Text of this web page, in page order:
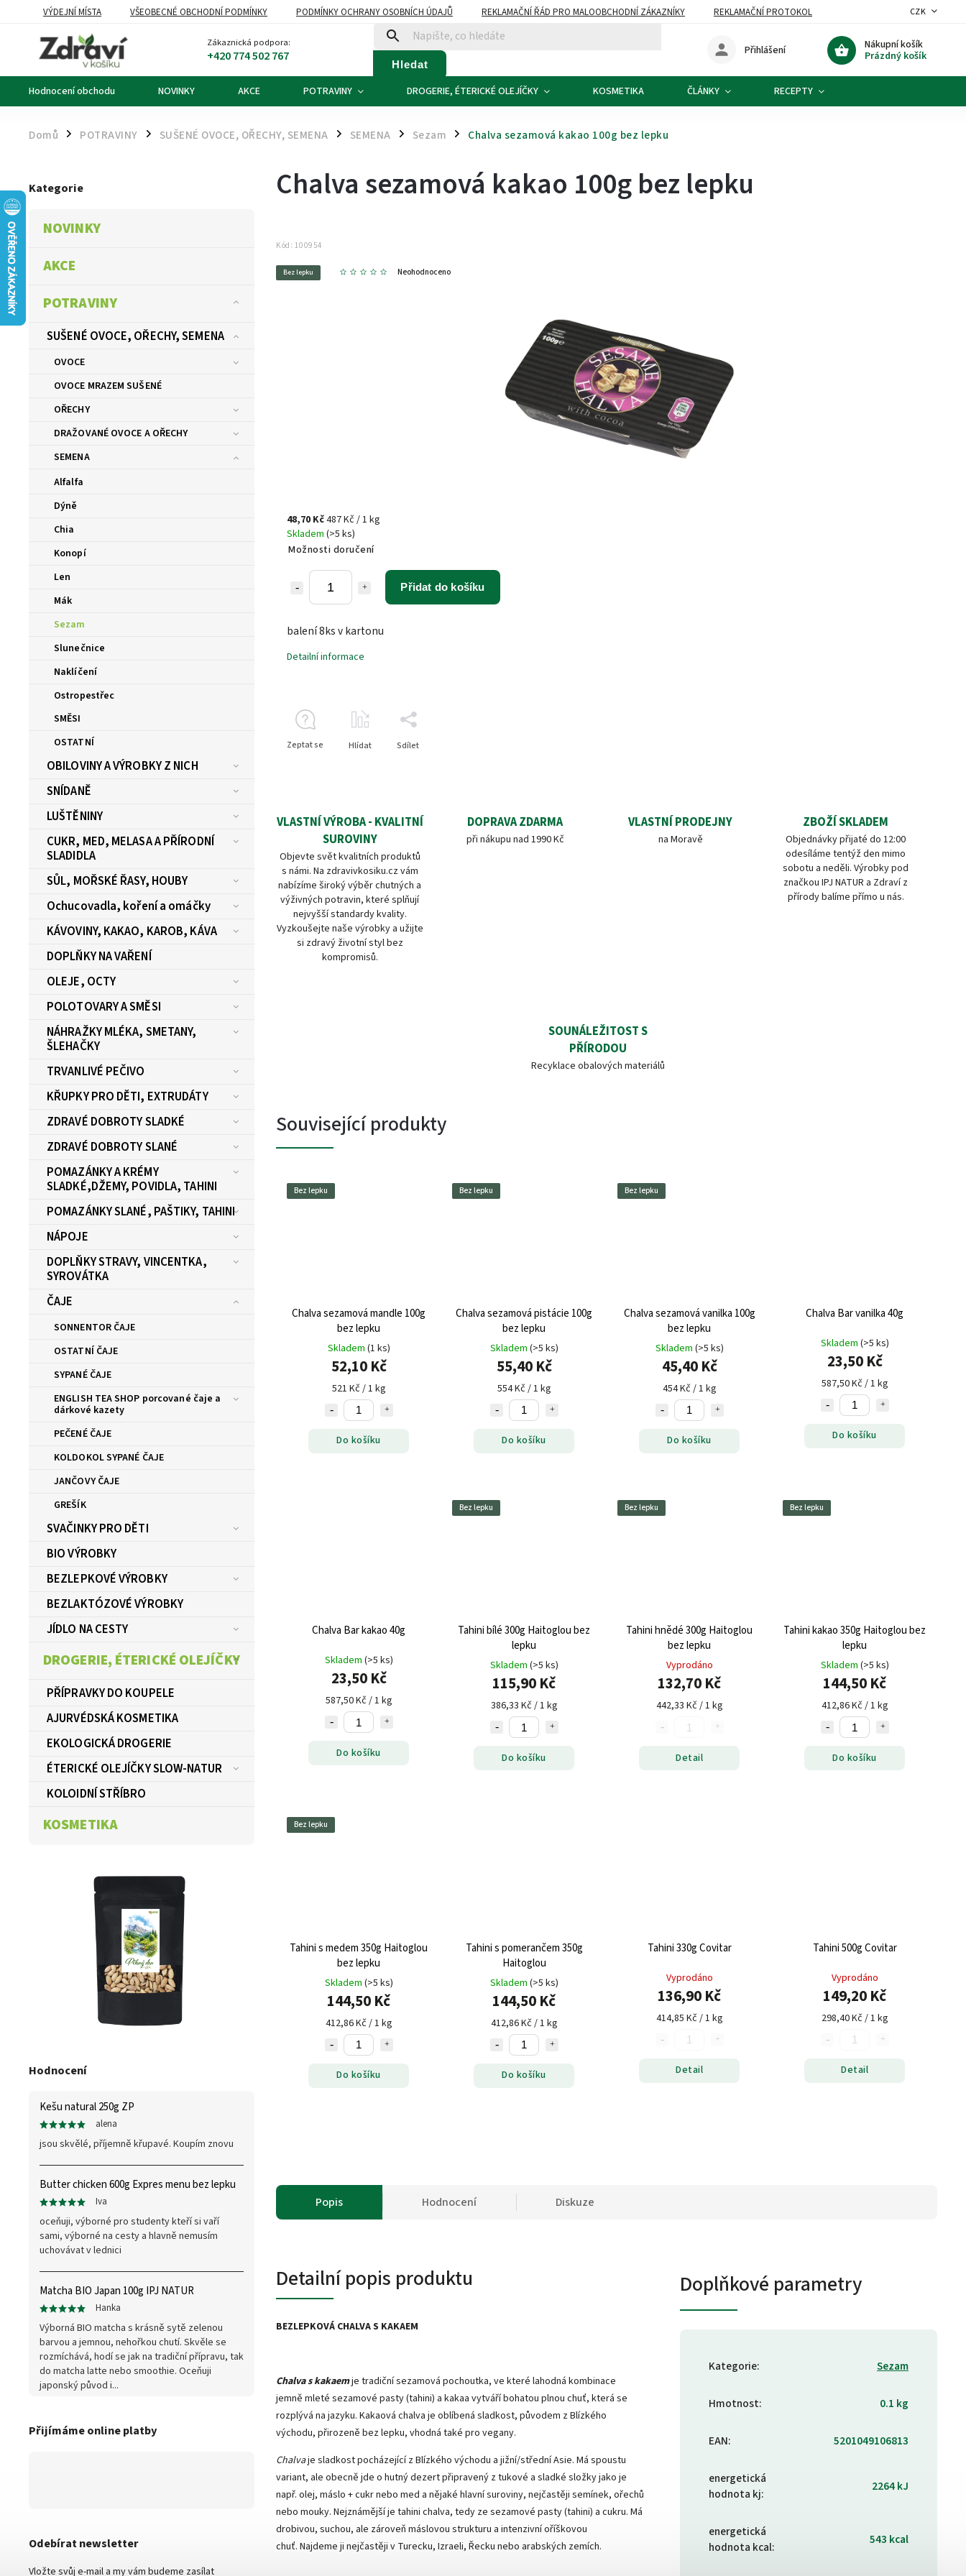
VÝDEJNÍ MÍSTA VŠEOBECNÉ OBCHODNÍ PODMÍNKY PODMÍNKY OCHRANY OSOBNÍCH ÚDAJŮ REKLAMAČNÍ ŘÁD PRO MALOOBCHODNÍ ZÁKAZNÍKY
REKLAMAČNÍ PROTOKOL
OZNÁMENÍ O ODSTOUPENÍ OD KUPNÍ SMLOUVY
KONTAKTY
CZK
Zákaznická podpora:
+420 774 502 767 Hledat
Nákupní košík
Prázdný košík
Přihlášení
Hodnocení obchodu NOVINKY AKCE POTRAVINY DROGERIE, ÉTERICKÉ OLEJÍČKY KOSMETIKA ČLÁNKY RECEPTY
Domů / POTRAVINY / SUŠENÉ OVOCE, OŘECHY, SEMENA / SEMENA / Sezam / Chalva sezamová kakao 100g bez lepku
Kategorie
NOVINKY
AKCE
POTRAVINY
SUŠENÉ OVOCE, OŘECHY, SEMENA
OVOCE
OVOCE MRAZEM SUŠENÉ
OŘECHY
DRAŽOVANÉ OVOCE A OŘECHY
SEMENA
Alfalfa
Dýně
Chia
Konopí
Len
Mák
Sezam
Slunečnice
Naklíčení
Ostropestřec
SMĚSI
OSTATNÍ
OBILOVINY A VÝROBKY Z NICH
SNÍDANĚ
LUŠTĚNINY
CUKR, MED, MELASA A PŘÍRODNÍ
SLADIDLA
SŮL, MOŘSKÉ ŘASY, HOUBY
Ochucovadla, koření a omáčky
KÁVOVINY, KAKAO, KAROB, KÁVA
DOPLŇKY NA VAŘENÍ
OLEJE, OCTY
POLOTOVARY A SMĚSI
NÁHRAŽKY MLÉKA, SMETANY,
ŠLEHAČKY
TRVANLIVÉ PEČIVO
KŘUPKY PRO DĚTI, EXTRUDÁTY
ZDRAVÉ DOBROTY SLADKÉ
ZDRAVÉ DOBROTY SLANÉ
POMAZÁNKY A KRÉMY
SLADKÉ,DŽEMY, POVIDLA, TAHINI
POMAZÁNKY SLANÉ, PAŠTIKY, TAHINI
NÁPOJE
DOPLŇKY STRAVY, VINCENTKA,
SYROVÁTKA
ČAJE
SONNENTOR ČAJE
OSTATNÍ ČAJE
SYPANÉ ČAJE
ENGLISH TEA SHOP porcované čaje a
dárkové kazety
PEČENÉ ČAJE
KOLDOKOL SYPANÉ ČAJE
JANČOVY ČAJE
GREŠÍK
SVAČINKY PRO DĚTI
BIO VÝROBKY
BEZLEPKOVÉ VÝROBKY
BEZLAKTÓZOVÉ VÝROBKY
JÍDLO NA CESTY
DROGERIE, ÉTERICKÉ OLEJÍČKY
PŘÍPRAVKY DO KOUPELE
AJURVÉDSKÁ KOSMETIKA
EKOLOGICKÁ DROGERIE
ÉTERICKÉ OLEJÍČKY SLOW-NATUR
KOLOIDNÍ STŘÍBRO
KOSMETIKA
Hodnocení
Kešu natural 250g ZP
alena
jsou skvělé, příjemně křupavé. Koupím znovu
Butter chicken 600g Expres menu bez lepku
Iva
oceňuji, výborné pro studenty kteří si vaří
sami, výborné na cesty a hlavně nemusím
uchovávat v lednici
Matcha BIO Japan 100g IPJ NATUR
Hanka
Výborná BIO matcha s krásně sytě zelenou
barvou a jemnou, nehořkou chutí. Skvěle se
rozmíchává, hodí se jak na tradiční přípravu, tak
do matcha latte nebo smoothie. Oceňuji
japonský původ i...
Přijímáme online platby
Odebírat newsletter
Vložte svůj e-mail a my vám budeme zasílat
Chalva sezamová kakao 100g bez lepku
Kód: 100954
Bez lepku Neohodnoceno
48,70 Kč487 Kč / 1 kg
Skladem (>5 ks)
Možnosti doručení
Přidat do košíku
balení 8ks v kartonu
Detailní informace
Zeptat se Hlídat Sdílet
VLASTNÍ VÝROBA - KVALITNÍ
SUROVINY
Objevte svět kvalitních produktů
s námi. Na zdravivkosiku.cz vám
nabízíme široký výběr chutných a
výživných potravin, které splňují
nejvyšší standardy kvality.
Vyzkoušejte naše výrobky a užijte
si zdravý životní styl bez
kompromisů.
DOPRAVA ZDARMA
při nákupu nad 1990 Kč
VLASTNÍ PRODEJNY
na Moravě
ZBOŽÍ SKLADEM
Objednávky přijaté do 12:00
odesíláme tentýž den mimo
sobotu a neděli. Výrobky pod
značkou IPJ NATUR a Zdraví z
přírody balíme přímo u nás.
SOUNÁLEŽITOST S
PŘÍRODOU
Recyklace obalových materiálů
Související produkty
Bez lepku
Chalva sezamová mandle 100g
bez lepku
Skladem (1 ks)
52,10 Kč
521 Kč / 1 kg
Do košíku
Bez lepku
Chalva sezamová pistácie 100g
bez lepku
Skladem (>5 ks)
55,40 Kč
554 Kč / 1 kg
Do košíku
Bez lepku
Chalva sezamová vanilka 100g
bez lepku
Skladem (>5 ks)
45,40 Kč
454 Kč / 1 kg
Do košíku
Chalva Bar vanilka 40g
Skladem (>5 ks)
23,50 Kč
587,50 Kč / 1 kg
Do košíku
Chalva Bar kakao 40g
Skladem (>5 ks)
23,50 Kč
587,50 Kč / 1 kg
Do košíku
Bez lepku
Tahini bílé 300g Haitoglou bez
lepku
Skladem (>5 ks)
115,90 Kč
386,33 Kč / 1 kg
Do košíku
Bez lepku
Tahini hnědé 300g Haitoglou
bez lepku
Vyprodáno
132,70 Kč
442,33 Kč / 1 kg
Detail
Bez lepku
Tahini kakao 350g Haitoglou bez
lepku
Skladem (>5 ks)
144,50 Kč
412,86 Kč / 1 kg
Do košíku
Bez lepku
Tahini s medem 350g Haitoglou
bez lepku
Skladem (>5 ks)
144,50 Kč
412,86 Kč / 1 kg
Do košíku
Tahini s pomerančem 350g
Haitoglou
Skladem (>5 ks)
144,50 Kč
412,86 Kč / 1 kg
Do košíku
Tahini 330g Covitar
Vyprodáno
136,90 Kč
414,85 Kč / 1 kg
Detail
Tahini 500g Covitar
Vyprodáno
149,20 Kč
298,40 Kč / 1 kg
Detail
Popis Hodnocení Diskuze
Detailní popis produktu
BEZLEPKOVÁ CHALVA S KAKAEM
Chalva s kakaemje tradiční sezamová pochoutka, ve které lahodná kombinace
jemně mleté sezamové pasty (tahini) a kakaa vytváří bohatou plnou chuť, která se
rozplývá na jazyku. Kakaová chalva je oblíbená sladkost, původem z Blízkého
východu, přirozeně bez lepku, vhodná také pro vegany.
Chalvaje sladkost pocházející z Blízkého východu a jižní/střední Asie. Má spoustu
variant, ale obecně jde o hutný dezert připravený z tukové a sladké složky jako je
např. olej, máslo + cukr nebo med a nějaké hlavní suroviny, nejčastěji semínek, ořechů
nebo mouky. Nejznámější je tahini chalva, tedy ze sezamové pasty (tahini) a cukru. Má
drobivou, suchou, ale zároveň máslovou strukturu a intenzivní oříškovou
chuť. Najdeme ji nejčastěji v Turecku, Izraeli, Řecku nebo arabských zemích.
Doplňkové parametry
Kategorie: Sezam
Hmotnost: 0.1 kg
EAN: 5201049106813
energetická
hodnota kj: 2264 kJ
energetická
hodnota kcal: 543 kcal